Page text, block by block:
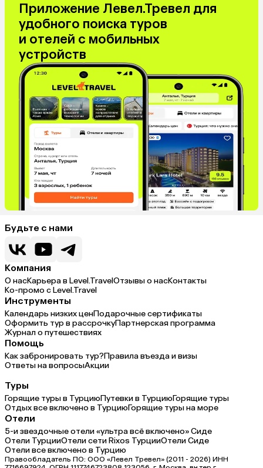
Гонконг
Саудовская Аравия
Бахрейн
Куба
Греция
Италия
Испания
Болгария
Приложение Левел.Тревел для
удобного поиска туров
и отелей с мобильных
устройств
Будьте с нами
Компания
О насКарьера в Level.TravelОтзывы о насКонтакты
Ко-промо с Level.Travel
Инструменты
Календарь низких ценПодарочные сертификаты
Оформить тур в рассрочкуПартнерская программа
Журнал о путешествиях
Помощь
Как забронировать тур?Правила въезда и визы
Ответы на вопросыАкции
Туры
Горящие туры в ТурциюПутевки в ТурциюГорящие туры
Отдых все включено в ТурциюГорящие туры на море
Отели
5-и звездочные отели «ультра всё включено» Сиде
Отели ТурцииОтели сети Rixos ТурцииОтели Сиде
Отели все включено в Турцию
Правообладатель ПО: ООО «Левел Тревел» (2011 - 2026) ИНН